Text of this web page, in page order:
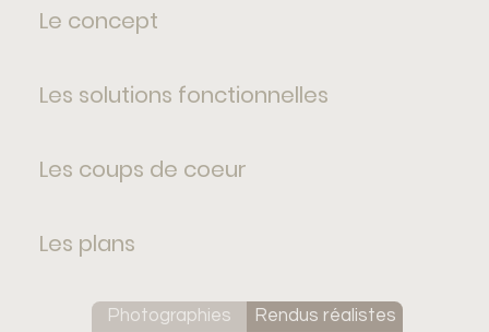
Le concept
Les solutions fonctionnelles
Les coups de coeur
Les plans
Photographies Rendus réalistes